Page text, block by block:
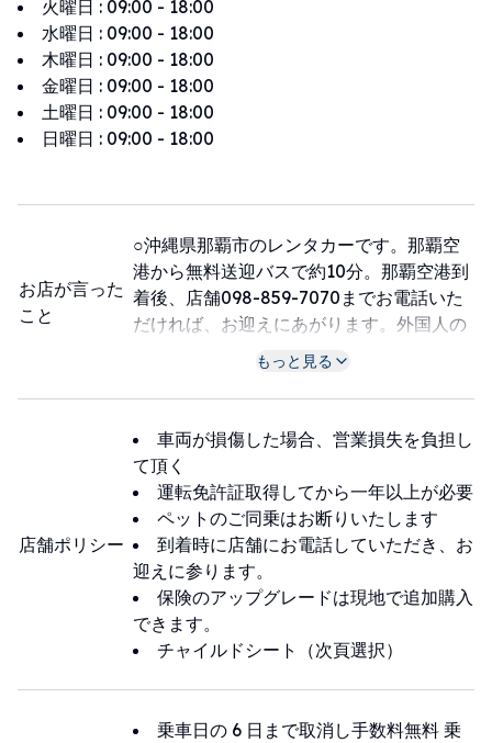
火曜日 : 09:00 - 18:00
水曜日 : 09:00 - 18:00
木曜日 : 09:00 - 18:00
金曜日 : 09:00 - 18:00
土曜日 : 09:00 - 18:00
日曜日 : 09:00 - 18:00
お店が言った
こと
○沖縄県那覇市のレンタカーです。那覇空
港から無料送迎バスで約10分。那覇空港到
着後、店舗098-859-7070までお電話いた
だければ、お迎えにあがります。外国人の
方はLINEから受け付けます。LINE ID ＠
○感謝您選擇我們公司，我們公司離那霸機
場10-15分鐘的車程。 需要接送服務請加
LINE。 LINE ID:@iwu1588h
○Thank you for choosing our company,
which is 10-15 minutes by car from Naha
Airport. If you need a pick-up service,
please add LINE. LINE ID:@iwu1588h
もっと見る
店舗ポリシー
車両が損傷した場合、営業損失を負担し
て頂く
運転免許証取得してから一年以上が必要
ペットのご同乗はお断りいたします
到着時に店舗にお電話していただき、お
迎えに参ります。
保険のアップグレードは現地で追加購入
できます。
チャイルドシート（次頁選択）
乗車日の 6 日まで取消し手数料無料 乗